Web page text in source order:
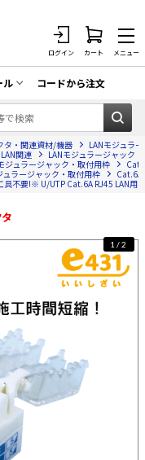
ログイン カート メニュー
ル
一掃セール
コードから注文
タ・関連資材/機器
LANモジュラ
LAN関連
LANモジュラージャック
ジュラージャック・取付用枠
ュラージャック・取付用枠
Cat.6A
不要!※ U/UTP Cat.6A RJ45 LAN用
1/2